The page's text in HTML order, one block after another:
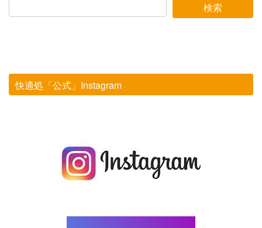
検索
快適処「公式」Instagram